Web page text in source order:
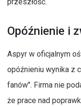
Opóźnienie i
Aspyr w oficjalnym
opóźnieniu wynika z
fanów". Firma nie
że prace nad